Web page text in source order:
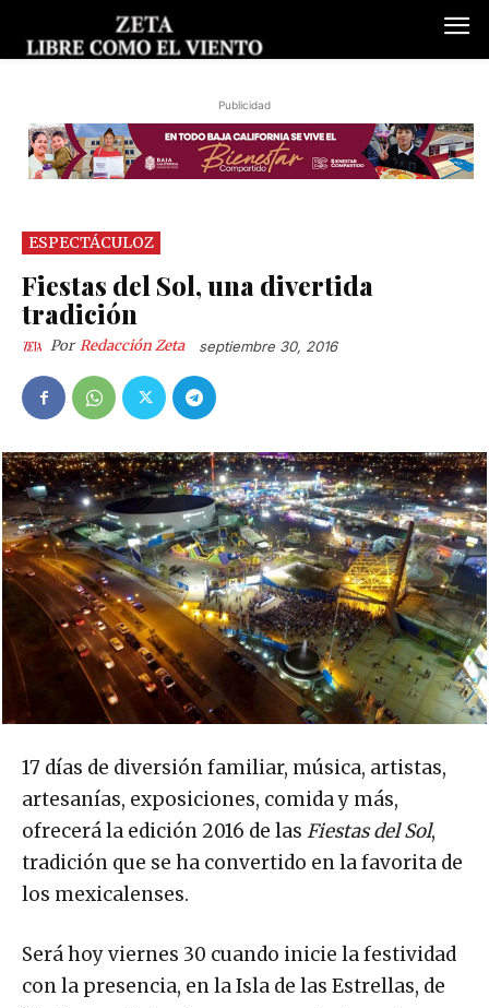
Publicidad
ESPECTÁCULOZ
Fiestas del Sol, una divertida
tradición
Por Redacción Zeta septiembre 30, 2016
17 días de diversión familiar, música, artistas,
artesanías, exposiciones, comida y más,
ofrecerá la edición 2016 de las Fiestas del Sol,
tradición que se ha convertido en la favorita de
los mexicalenses.
Será hoy viernes 30 cuando inicie la festividad
con la presencia, en la Isla de las Estrellas, de